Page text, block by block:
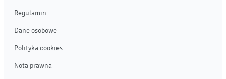
Regulamin
Dane osobowe
Polityka cookies
Nota prawna